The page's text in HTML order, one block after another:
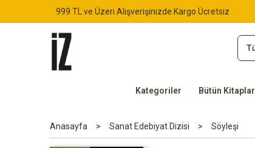
999 TL ve Üzeri Alışverişinizde Kargo Ücretsiz
Kategoriler Bütün Kitaplar
Anasayfa > Sanat Edebiyat Dizisi > Söyleşi